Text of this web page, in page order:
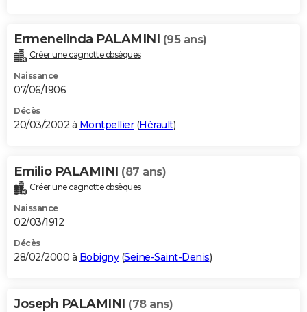
Ermenelinda PALAMINI (95 ans)
Créer une cagnotte obsèques
Naissance
07/06/1906
Décès
20/03/2002 à Montpellier(Hérault)
Emilio PALAMINI (87 ans)
Créer une cagnotte obsèques
Naissance
02/03/1912
Décès
28/02/2000 à Bobigny(Seine-Saint-Denis)
Joseph PALAMINI (78 ans)